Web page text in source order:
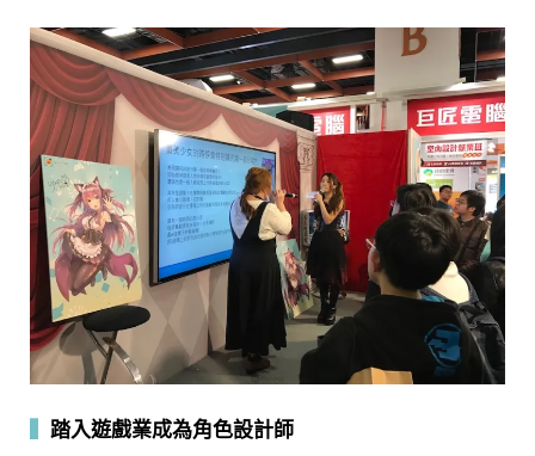
踏入遊戲業成為角色設計師